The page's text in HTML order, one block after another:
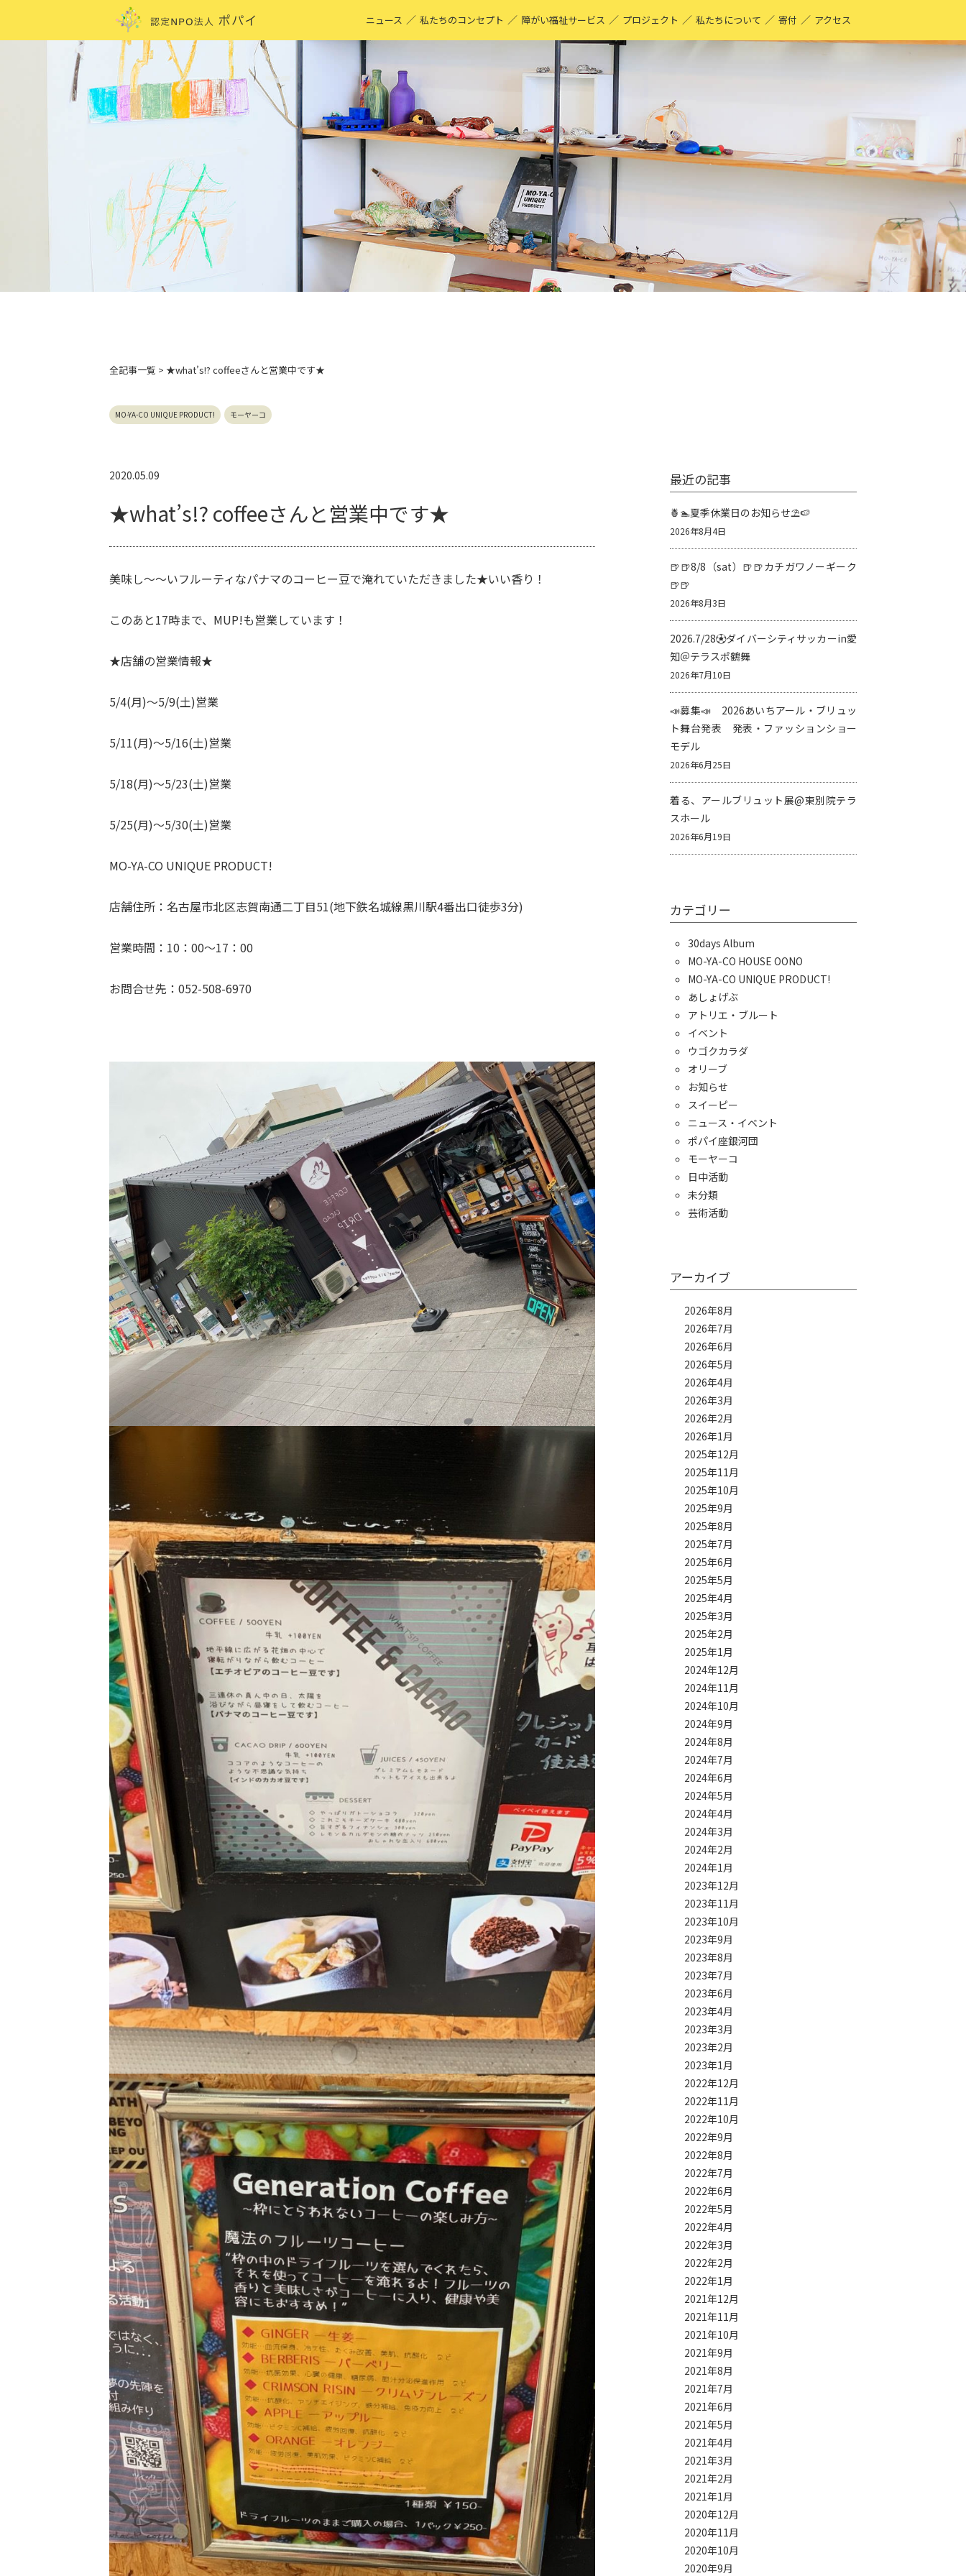
ニュース ／ 私たちのコンセプト ／ 障がい福祉サービス ／ プロジェクト
MO-YA-CO UNIQUE PRODUCT！
アーティストページ
MO-YA-CO キフ
／ 私たちについて ／ 寄付 ／ アクセス
全記事一覧 > ★what’s!? coffeeさんと営業中です★
MO-YA-CO UNIQUE PRODUCT! モーヤーコ
2020.05.09
★what’s!? coffeeさんと営業中です★
美味し～～いフルーティなパナマのコーヒー豆で淹れていただきました★いい香り！
このあと17時まで、MUP!も営業しています！
★店舗の営業情報★
5/4(月)～5/9(土)営業
5/11(月)～5/16(土)営業
5/18(月)～5/23(土)営業
5/25(月)～5/30(土)営業
MO-YA-CO UNIQUE PRODUCT!
店舗住所：名古屋市北区志賀南通二丁目51(地下鉄名城線黒川駅4番出口徒歩3分)
営業時間：10：00～17：00
お問合せ先：052-508-6970
最近の記事
🍍🏊夏季休業日のお知らせ⛱️🍉
2026年8月4日
🍺🍺8/8（sat）🍺🍺カチガワノーギーク
🍺🍺
2026年8月3日
2026.7/28⚽️ダイバーシティサッカーin愛
知＠テラスポ鶴舞
2026年7月10日
📣募集📣 2026あいちアール・ブリュッ
ト舞台発表 発表・ファッションショー
モデル
2026年6月25日
着る、アールブリュット展@東別院テラ
スホール
2026年6月19日
カテゴリー
30days Album
MO-YA-CO HOUSE OONO
MO-YA-CO UNIQUE PRODUCT!
あしょげぶ
アトリエ・ブルート
イベント
ウゴクカラダ
オリーブ
お知らせ
スイーピー
ニュース・イベント
ポパイ座銀河団
モーヤーコ
日中活動
未分類
芸術活動
アーカイブ
2026年8月
2026年7月
2026年6月
2026年5月
2026年4月
2026年3月
2026年2月
2026年1月
2025年12月
2025年11月
2025年10月
2025年9月
2025年8月
2025年7月
2025年6月
2025年5月
2025年4月
2025年3月
2025年2月
2025年1月
2024年12月
2024年11月
2024年10月
2024年9月
2024年8月
2024年7月
2024年6月
2024年5月
2024年4月
2024年3月
2024年2月
2024年1月
2023年12月
2023年11月
2023年10月
2023年9月
2023年8月
2023年7月
2023年6月
2023年4月
2023年3月
2023年2月
2023年1月
2022年12月
2022年11月
2022年10月
2022年9月
2022年8月
2022年7月
2022年6月
2022年5月
2022年4月
2022年3月
2022年2月
2022年1月
2021年12月
2021年11月
2021年10月
2021年9月
2021年8月
2021年7月
2021年6月
2021年5月
2021年4月
2021年3月
2021年2月
2021年1月
2020年12月
2020年11月
2020年10月
2020年9月